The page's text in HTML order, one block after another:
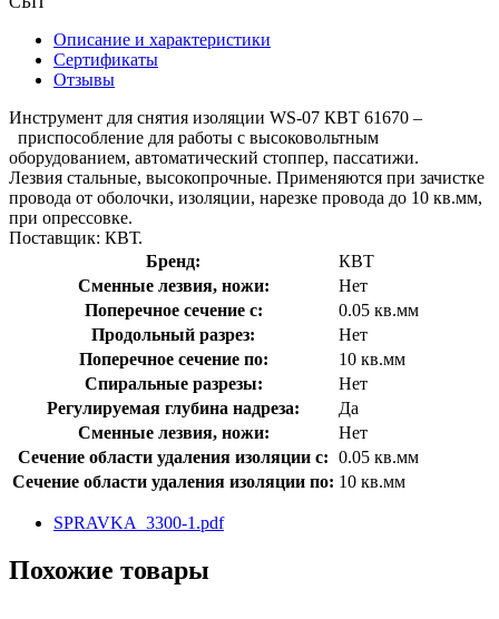
Описание и характеристики
Сертификаты
Отзывы
Инструмент для снятия изоляции WS-07 КВТ 61670 –
приспособление для работы с высоковольтным
оборудованием, автоматический стоппер, пассатижи.
Лезвия стальные, высокопрочные. Применяются при зачистке
провода от оболочки, изоляции, нарезке провода до 10 кв.мм,
при опрессовке.
Поставщик: КВТ.
Бренд:
КВТ
Сменные лезвия, ножи:
Нет
Поперечное сечение с:
0.05 кв.мм
Продольный разрез:
Нет
Поперечное сечение по:
10 кв.мм
Спиральные разрезы:
Нет
Регулируемая глубина надреза:
Да
Сменные лезвия, ножи:
Нет
Сечение области удаления изоляции с: 0.05 кв.мм
Сечение области удаления изоляции по: 10 кв.мм
SPRAVKA_3300-1.pdf
Похожие товары